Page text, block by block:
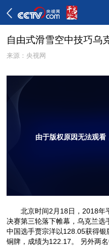
自由式滑雪空中技巧乌
来源：央视网
由于版权原因无法观
北京时间2月18日，2018年
决赛第三轮落下帷幕，乌克兰选
中国选手贾宗洋以128.05获得
铜牌，成绩为122.17。 另外两